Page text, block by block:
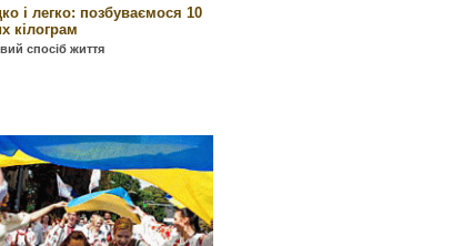
і легко: позбуваємося 10
кілограм
спосіб життя